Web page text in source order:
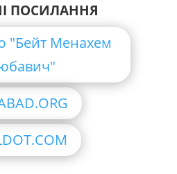
ПОСИЛАННЯ
"Бейт Менахем